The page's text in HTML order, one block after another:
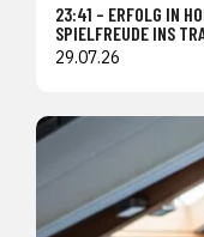
23:41 – ERFOLG IN
SPIELFREUDE INS
29.07.26